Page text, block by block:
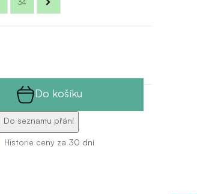
34
Do košíku
Do seznamu přání
Historie ceny za 30 dní